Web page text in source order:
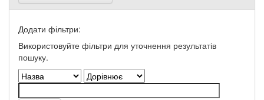
Додати фільтри:
Використовуйте фільтри для уточнення результатів
пошуку.